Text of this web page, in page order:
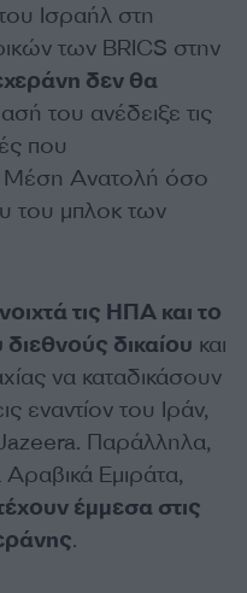
Ισραήλ στη
των BRICS στην
δεν θα
του ανέδειξε τις
που
Μέση Ανατολή όσο
του μπλοκ των
τις ΗΠΑ και το
δικαίου και
να καταδικάσουν
εναντίον του Ιράν,
Παράλληλα,
Εμιράτα,
έμμεσα στις
.